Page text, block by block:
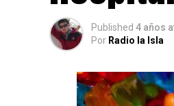
Published 4 años
Por Radio la Isla